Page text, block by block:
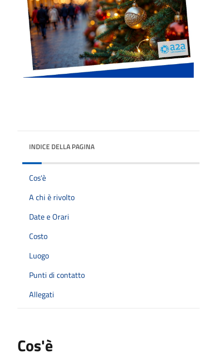
INDICE DELLA PAGINA
Cos'è
A chi è rivolto
Date e Orari
Costo
Luogo
Punti di contatto
Allegati
Cos'è